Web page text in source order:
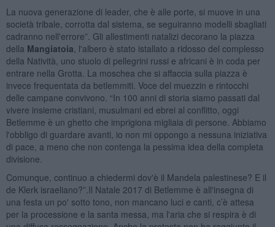
La nuova generazione di leader, che è alle porte, si muove in una
società tribale, corrotta dal sistema, se seguiranno modelli sbagliati
cadranno nell'errore”. Gli allestimenti natalizi decorano la piazza
della Mangiatoia , l'albero è stato istallato a ridosso del complesso
della Natività, uno stuolo di pellegrini russi e africani è in coda per
entrare nella Grotta. La moschea che si affaccia sulla piazza è
invece frequentata da betlemmiti. Voce del muezzin e rintocchi
delle campane convivono. “In 100 anni di storia siamo passati dal
vivere insieme cristiani, musulmani ed ebrei al conflitto, oggi
Betlemme è un ghetto che imprigiona migliaia di persone. Abbiamo
l'obbligo di guardare avanti, io non mi oppongo a nessuna iniziativa
di pace, a meno che non contenga la pessima idea della completa
divisione.
Comunque, continuo a chiedermi dov'è il Mandela palestinese? E il
de Klerk israeliano?”.Il Natale 2017 di Betlemme è all'insegna di
una festa un po' sotto tono, non mancano luci e canti, c’è attesa
per la processione e la santa messa, ma l'aria che si respira è di